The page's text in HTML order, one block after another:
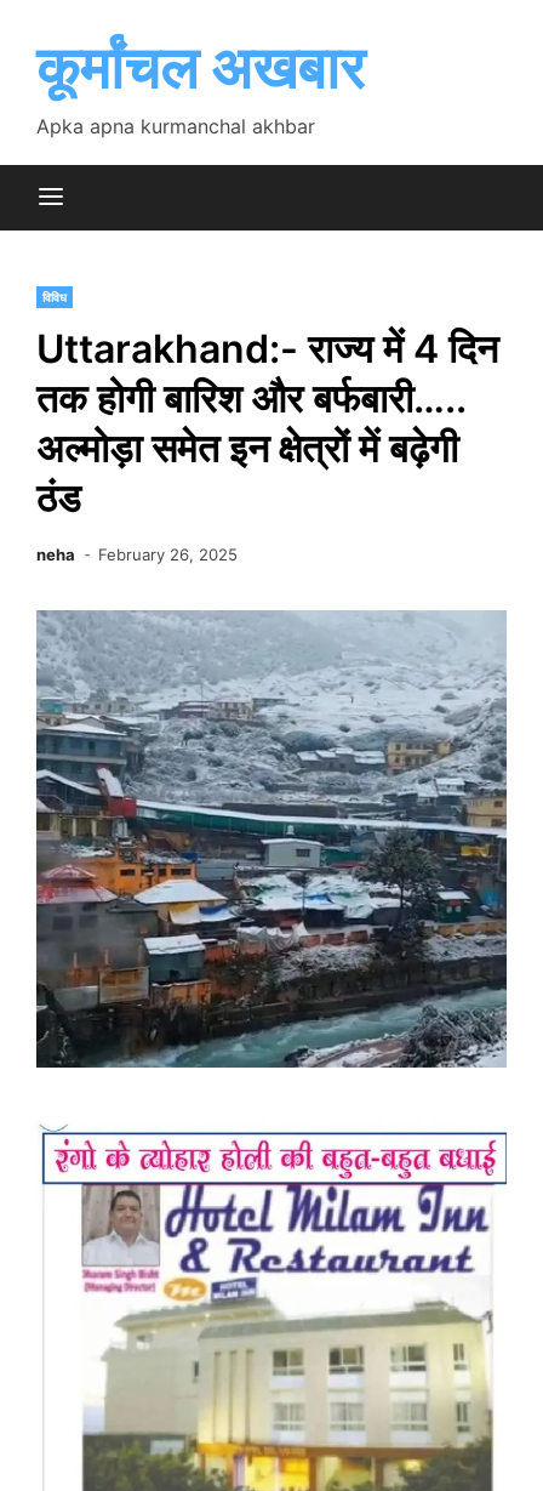
contentकूर्मांचल अखबार
Apka apna kurmanchal akhbar
विविध
Uttarakhand:- राज्य में 4 दिन
तक होगी बारिश और बर्फबारी…..
अल्मोड़ा समेत इन क्षेत्रों में बढ़ेगी
ठंड
neha February 26, 2025